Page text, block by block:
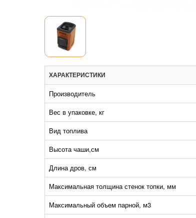
ХАРАКТЕРИСТИКИ
Производитель
Вес в упаковке, кг
Вид топлива
Высота чаши,см
Длина дров, см
Максимальная толщина стенок топки, мм
Максимальный объем парной, м3